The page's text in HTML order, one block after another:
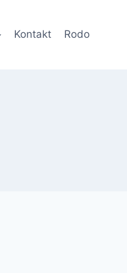
Kontakt Rodo